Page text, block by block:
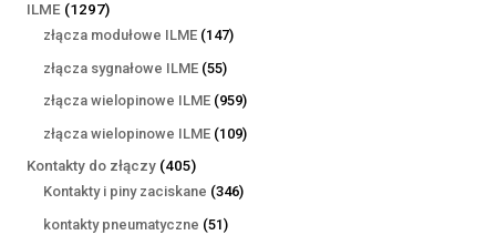
ILME 12971297
produktów
złącza modułowe ILME 147147
złącza sygnałowe ILME 5555
produktów
złącza wielopinowe ILME 959959
produktów
złącza wielopinowe ILME 109109
Kontakty do złączy 405405
produktów
Kontakty i piny zaciskane 346346
kontakty pneumatyczne 5151